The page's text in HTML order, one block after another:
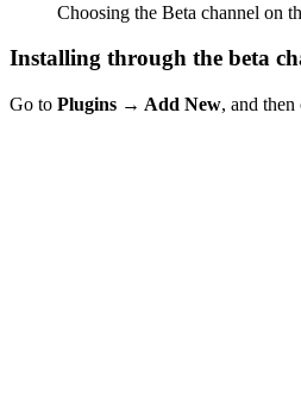
Choosing the Beta channel on
Installing through the beta
Go to Plugins → Add New, and